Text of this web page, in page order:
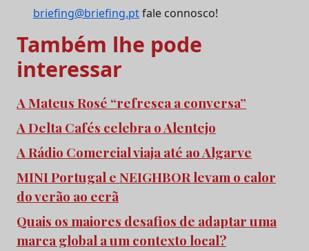
briefing@briefing.ptfale connosco!
Também lhe pode
interessar
A Mateus Rosé “refresca a conversa”
A Delta Cafés celebra o Alentejo
A Rádio Comercial viaja até ao Algarve
MINI Portugal e NEIGHBOR levam o calor
do verão ao ecrã
Quais os maiores desafios de adaptar uma
marca global a um contexto local?